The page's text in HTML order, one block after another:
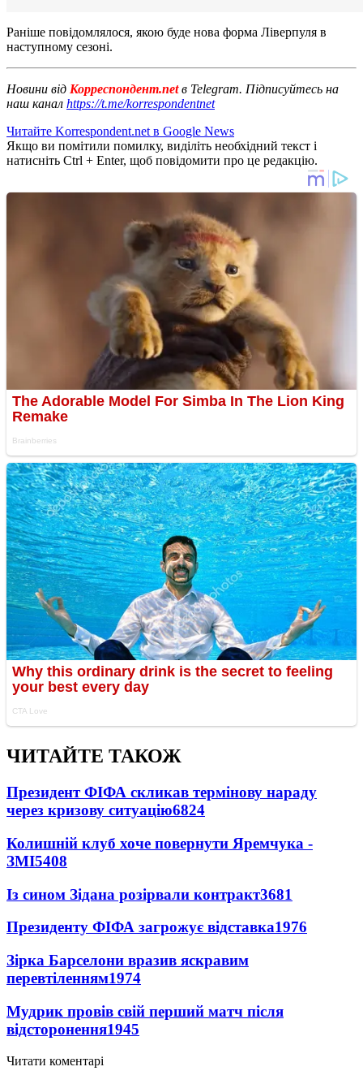
Раніше повідомлялося, якою буде нова форма Ліверпуля в
наступному сезоні.
Новини від Корреспондент.netв Telegram. Підписуйтесь на
наш канал https://t.me/korrespondentnet
Читайте Korrespondent.net в Google News
Якщо ви помітили помилку, виділіть необхідний текст і
натисніть Ctrl + Enter, щоб повідомити про це редакцію.
ЧИТАЙТЕ ТАКОЖ
Президент ФІФА скликав термінову нараду
через кризову ситуацію6824
Колишній клуб хоче повернути Яремчука -
ЗМІ5408
Із сином Зідана розірвали контракт3681
Президенту ФІФА загрожує відставка1976
Зірка Барселони вразив яскравим
перевтіленням1974
Мудрик провів свій перший матч після
відсторонення1945
Читати коментарі